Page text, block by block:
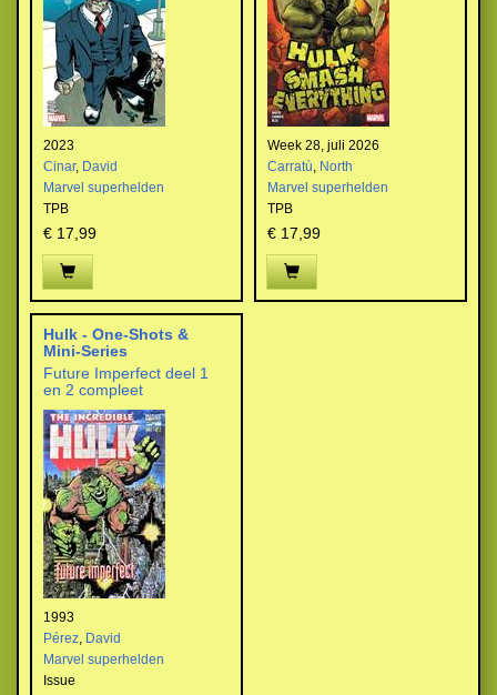
2023
Cinar, David
Marvel superhelden
TPB
€ 17,99
Week 28, juli 2026
Carratù, North
Marvel superhelden
TPB
€ 17,99
Hulk - One-Shots &
Mini-Series
Future Imperfect deel 1
en 2 compleet
1993
Pérez, David
Marvel superhelden
Issue